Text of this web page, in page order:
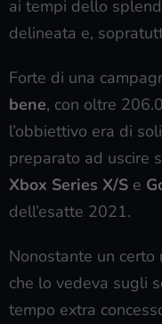
ai tempi dello
delineata e,
Forte di una
bene, con oltre
l’obbiettivo era di
preparato ad uscire
Xbox Series X/S e
dell’esatte 2021.
Nonostante un
che lo vedeva sugli
tempo extra